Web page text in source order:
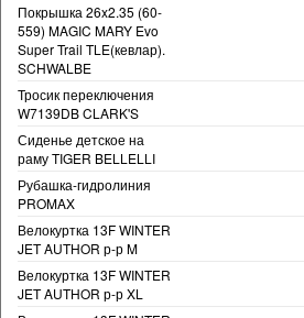
Покрышка 26x2.35 (60-
559) MAGIC MARY Evo
Super Trail TLE(кевлар).
SCHWALBE
Тросик переключения
W7139DB CLARK'S
Сиденье детское на
раму TIGER BELLELLI
Рубашка-гидролиния
PROMAX
Велокуртка 13F WINTER
JET AUTHOR р-р M
Велокуртка 13F WINTER
JET AUTHOR р-р XL